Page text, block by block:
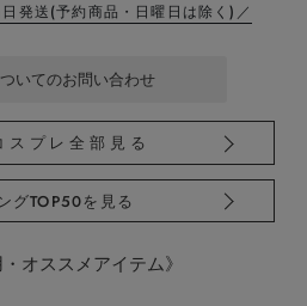
発送(予約商品・日曜日は除く)／
いてのお問い合わせ
スプレ全部見る
グTOP50を見る
オススメアイテム》